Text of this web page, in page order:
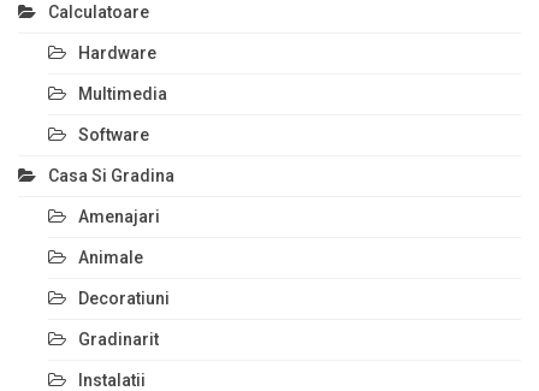
Calculatoare
Hardware
Multimedia
Software
Casa Si Gradina
Amenajari
Animale
Decoratiuni
Gradinarit
Instalatii